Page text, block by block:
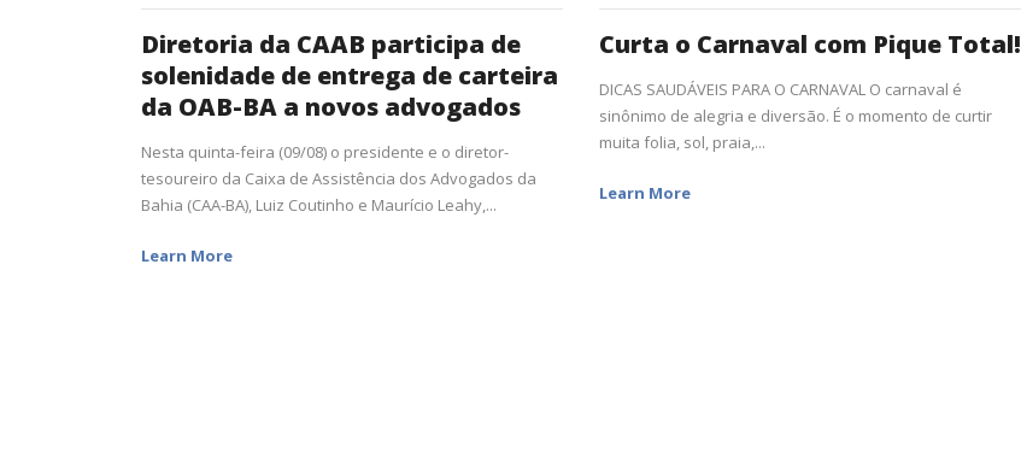
Diretoria da CAAB participa de
solenidade de entrega de carteira
da OAB-BA a novos advogados
Nesta quinta-feira (09/08) o presidente e o diretor-
tesoureiro da Caixa de Assistência dos Advogados da
Bahia (CAA-BA), Luiz Coutinho e Maurício Leahy,...
Learn More
Curta o Carnaval com Pique Total!
DICAS SAUDÁVEIS PARA O CARNAVAL O carnaval é
sinônimo de alegria e diversão. É o momento de curtir
muita folia, sol, praia,...
Learn More